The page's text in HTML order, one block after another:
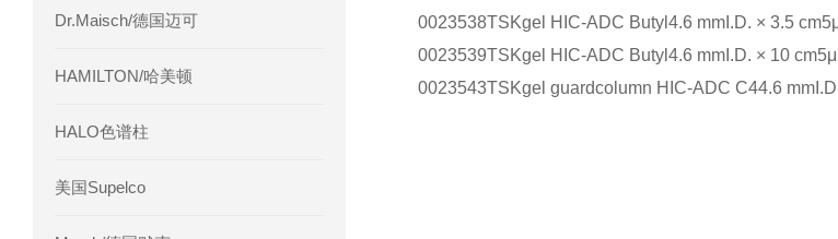
Dr.Maisch/德国迈可
HAMILTON/哈美顿
HALO色谱柱
美国Supelco
0023538TSKgel HIC-ADC Butyl 4.6 mmI.D. × 3.5 cm
0023539TSKgel HIC-ADC Butyl 4.6 mmI.D. × 10 cm
0023543TSKgel guardcolumn HIC-ADC C44.6